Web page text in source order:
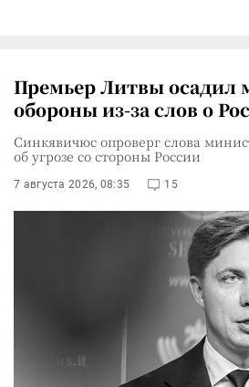
Премьер Литвы осадил
обороны из-за слов о
Синкявичюс опроверг слова
об угрозе со стороны России
7 августа 2026, 08:35 15